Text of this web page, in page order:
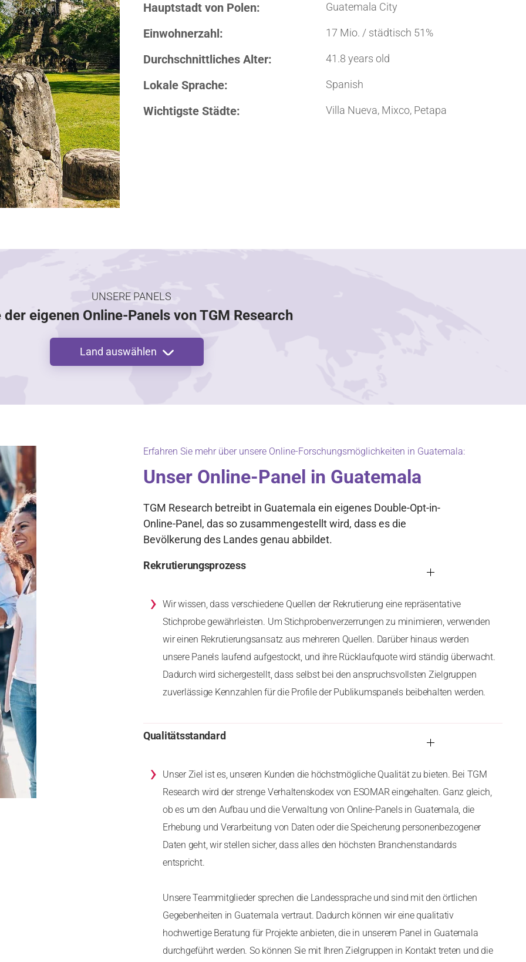
Hauptstadt von Polen: Guatemala City
Einwohnerzahl: 17 Mio. / städtisch 51%
Durchschnittliches Alter: 41.8 years old
Lokale Sprache: Spanish
Wichtigste Städte: Villa Nueva, Mixco, Petapa
UNSERE PANELS
der eigenen Online-Panels von TGM Research
Land auswählen
Erfahren Sie mehr über unsere Online-Forschungsmöglichkeiten in Guatemala:
Unser Online-Panel in Guatemala
TGM Research betreibt in Guatemala ein eigenes Double-Opt-in-
Online-Panel, das so zusammengestellt wird, dass es die
Bevölkerung des Landes genau abbildet.
Rekrutierungsprozess
› Wir wissen, dass verschiedene Quellen der Rekrutierung eine repräsentative
Stichprobe gewährleisten. Um Stichprobenverzerrungen zu minimieren, verwenden
wir einen Rekrutierungsansatz aus mehreren Quellen. Darüber hinaus werden
unsere Panels laufend aufgestockt, und ihre Rücklaufquote wird ständig überwacht.
Dadurch wird sichergestellt, dass selbst bei den anspruchsvollsten Zielgruppen
zuverlässige Kennzahlen für die Profile der Publikumspanels beibehalten werden.
Qualitätsstandard
›
Unser Ziel ist es, unseren Kunden die höchstmögliche Qualität zu bieten. Bei TGM
Research wird der strenge Verhaltenskodex von ESOMAR eingehalten. Ganz gleich,
ob es um den Aufbau und die Verwaltung von Online-Panels in Guatemala, die
Erhebung und Verarbeitung von Daten oder die Speicherung personenbezogener
Daten geht, wir stellen sicher, dass alles den höchsten Branchenstandards
entspricht.
Unsere Teammitglieder sprechen die Landessprache und sind mit den örtlichen
Gegebenheiten in Guatemala vertraut. Dadurch können wir eine qualitativ
hochwertige Beratung für Projekte anbieten, die in unserem Panel in Guatemala
durchgeführt werden. So können Sie mit Ihren Zielgruppen in Kontakt treten und die